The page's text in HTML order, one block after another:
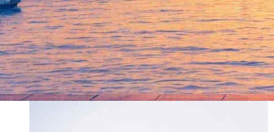
Лекция антрополога, сотрудника Кунсткамеры Ольги
Бойцовой.
Опубликовано 16 ноября 2011, 00:40
Другие события